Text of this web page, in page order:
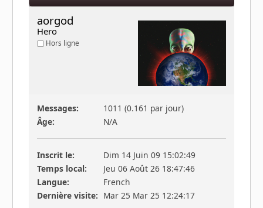
aorgod
Hero
Hors ligne
Messages:
1011 (0.161 par jour)
Âge:
N/A
Inscrit le:
Dim 14 Juin 09 15:02:49
Temps local:
Jeu 06 Août 26 18:47:46
Langue:
French
Dernière visite: Mar 25 Mar 25 12:24:17